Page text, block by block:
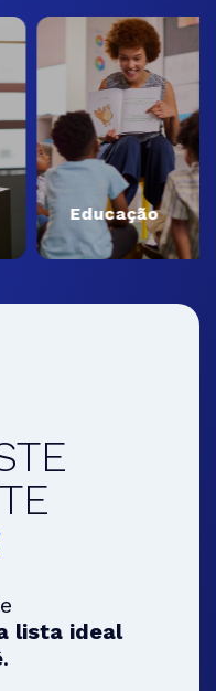
Educação
lista ideal
.